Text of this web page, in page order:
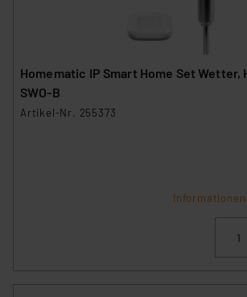
Homematic IP Smart Home Set Wetter, HAP2, HmIP-
SWO-B
Artikel-Nr. 255373